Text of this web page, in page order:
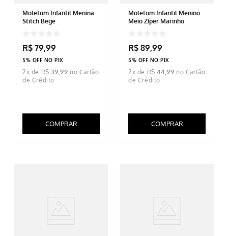
Moletom Infantil Menina
Stitch Bege
R$ 79,99
5% OFF NO PIX
2x de R$ 39,99
COMPRAR
Moletom Infantil Menino
Meio Zíper Marinho
R$ 89,99
5% OFF NO PIX
2x de R$ 44,99
COMPRAR